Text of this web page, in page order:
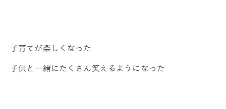
子育てが楽しくなった
子供と一緒にたくさん笑えるようになった